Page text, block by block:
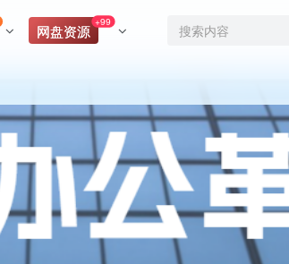
网盘资源
+99